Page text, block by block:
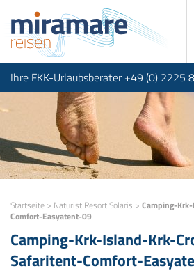
Ihre FKK-Urlaubsberater +49 (0) 2225
Startseite > Naturist Resort Solaris > Camping-
Comfort-Easyatent-09
Camping-Krk-Island-Krk-
Safaritent-Comfort-